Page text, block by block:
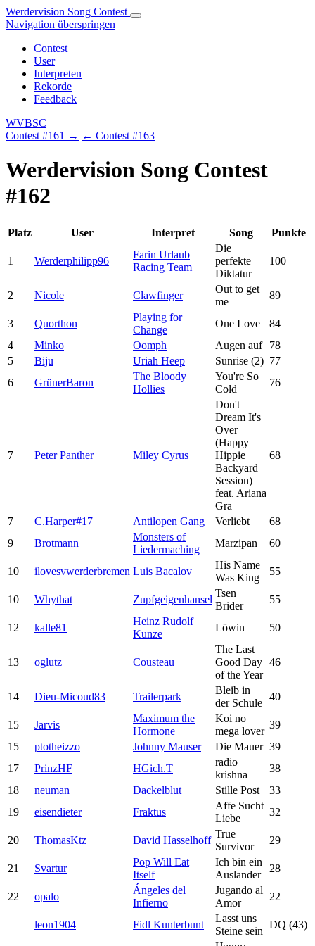
Werdervision Song Contest
Navigation überspringen
Contest
User
Interpreten
Rekorde
Feedback
WVBSC
Contest #161 → ← Contest #163
Werdervision Song Contest
#162
Platz User Interpret Song Punkte
1 Werderphilipp96
Farin Urlaub
Racing Team
Die
perfekte
Diktatur
100
2 Nicole Clawfinger
Out to get
me
89
3 Quorthon
Playing for
Change
One Love
84
4
Minko Oomph Augen auf
78
5
Biju Uriah Heep Sunrise (2) 77
6
GrünerBaron
The Bloody
Hollies
You're So
Cold
76
7 Peter Panther Miley Cyrus
Don't
Dream It's
Over
(Happy
Hippie
Backyard
Session)
feat. Ariana
Gra
68
7 C.Harper#17 Antilopen Gang Verliebt
68
9
Brotmann
Monsters of
Liedermaching
Marzipan 60
10 ilovesvwerderbremen Luis Bacalov
His Name
Was King
55
10 Whythat Zupfgeigenhansel
Tsen
Brider
55
12 kalle81
Heinz Rudolf
Kunze
Löwin 50
13 oglutz Cousteau
The Last
Good Day
of the Year
46
14 Dieu-Micoud83 Trailerpark
Bleib in
der Schule
40
15 Jarvis
Maximum the
Hormone
Koi no
mega lover
39
15
ptotheizzo Johnny Mauser Die Mauer 39
17
PrinzHF HGich.T
radio
krishna
38
18
neuman Dackelblut Stille Post
33
19
eisendieter Fraktus
Affe Sucht
Liebe
32
20 ThomasKtz David Hasselhoff
True
Survivor
29
21 Svartur
Pop Will Eat
Itself
Ich bin ein
Auslander
28
22 opalo
Ángeles del
Infierno
Jugando al
Amor
22
leon1904 Fidl Kunterbunt
Lasst uns
Steine sein
DQ (43)